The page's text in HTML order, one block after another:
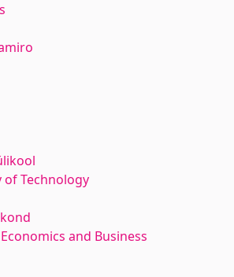
of Technology
and Business